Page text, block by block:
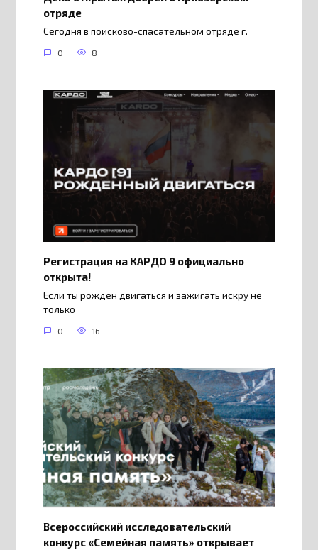
отряде
Сегодня в поисково-спасательном отряде г.
0 8
Регистрация на КАРДО 9 официально
открыта!
Если ты рождён двигаться и зажигать искру не
только
0 16
Всероссийский исследовательский
конкурс «Семейная память» открывает